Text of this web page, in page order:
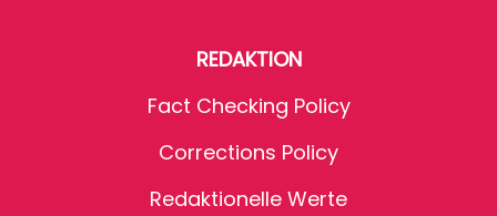
REDAKTION
Fact Checking Policy
Corrections Policy
Redaktionelle Werte